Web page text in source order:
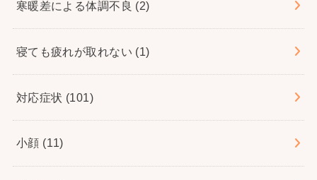
寒暖差による体調不良 (2)
寝ても疲れが取れない (1)
対応症状 (101)
小顔 (11)